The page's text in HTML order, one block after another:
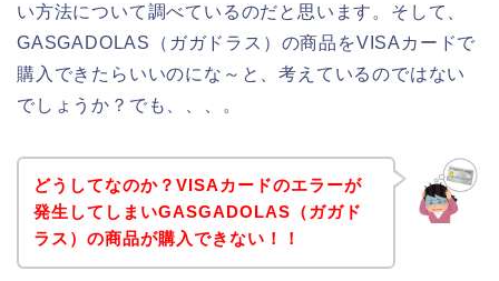
い方法について調べているのだと思います。そして、
GASGADOLAS（ガガドラス）の商品をVISAカードで
購入できたらいいのにな～と、考えているのではない
でしょうか？でも、、、。
どうしてなのか？VISAカードのエラーが
発生してしまいGASGADOLAS（ガガド
ラス）の商品が購入できない！！